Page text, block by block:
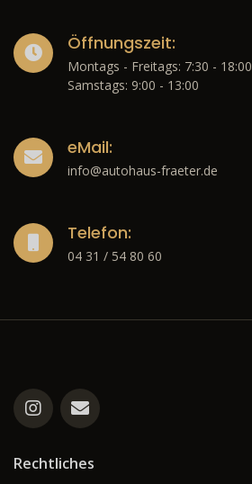
Öffnungszeit:
Montags - Freitags: 7:30 - 18:00
Samstags: 9:00 - 13:00
eMail:
info@autohaus-fraeter.de
Telefon:
04 31 / 54 80 60
Rechtliches